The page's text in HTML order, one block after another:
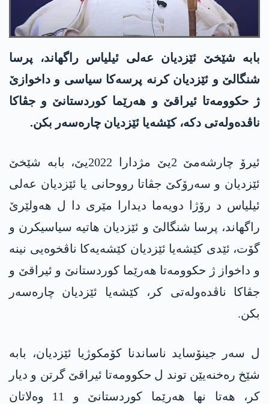
بابە شێخێ ئێزدیان عەلی ئیلیاس راگھاند، پرسا
شنگالێ و ئێزدیان کرنە پرسەکا سیاسی و داخوازێ
ژ حکوومەتا ئیراقێ و ھەرێما کوردستانێ و جڤاکا
ناڤدەولەتی دکە، کێشەیا ئێزدیان چارەسەر بکن.
ئیرۆ چارشەمێ 2یێ مژدارا 2022یێ، بابە شێخێ
ئێزدیان و سەرۆکێ جڤاتا رووحانی یا ئێزدیان عەلی
ئیلیاس د رۆژا دویەما دیدارا مێری دا ل ھەولێرێ
راگھاند، پرسا شنگالێ و ئێزدیان ھاتیە سیاسیکرن و
گۆت، ئێدی کێشەیا ئێزدیان کێشەیەکا ناڤخوەیی نینە
و داخواز ژ حکوومەتا ھەرێما کوردستانێ و ئیراقێ و
جڤاکا ناڤدەولەتی کر، کێشەیا ئێزدیان چارەسەر
بکن.
ل سەر جینۆساید ناساندنا کۆمکوژیا ئێزدیان، بابە
شێخ رەخنەیێن توند ل حکوومەتا ئیراقێ گرتن و دیار
کر، ھەتا نھا ھەرێما کوردستانێ و 11 وەلاتان